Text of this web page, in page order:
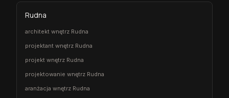
Rudna
architekt wnętrz Rudna
projektant wnętrz Rudna
projekt wnętrz Rudna
projektowanie wnętrz Rudna
aranżacja wnętrz Rudna